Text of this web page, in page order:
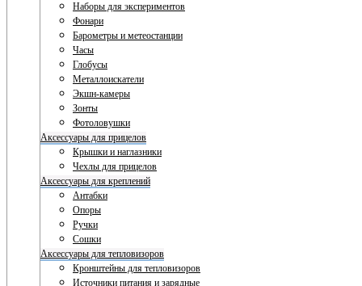
Наборы для экспериментов
Фонари
Барометры и метеостанции
Часы
Глобусы
Металлоискатели
Экшн-камеры
Зонты
Фотоловушки
Аксессуары для прицелов
Крышки и наглазники
Чехлы для прицелов
Аксессуары для креплений
Антабки
Опоры
Ручки
Сошки
Аксессуары для тепловизоров
Кронштейны для тепловизоров
Источники питания и зарядные